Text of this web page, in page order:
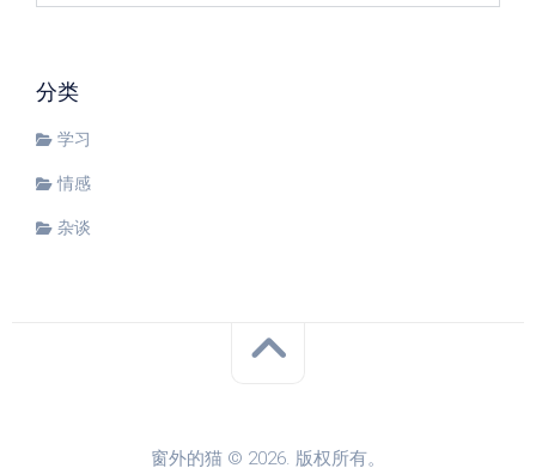
分类
学习
情感
杂谈
窗外的猫 © 2026. 版权所有。